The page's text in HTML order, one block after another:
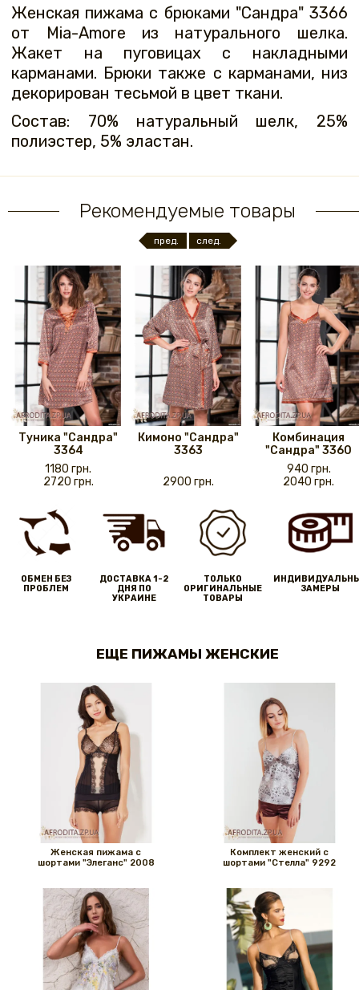
Женская пижама с брюками "Сандра" 3366
от Mia-Amore из натурального шелка.
Жакет на пуговицах с накладными
карманами. Брюки также с карманами, низ
декорирован тесьмой в цвет ткани.
Состав: 70% натуральный шелк, 25%
полиэстер, 5% эластан.
Рекомендуемые товары
пред. след.
Туника "Сандра"
3364
1180 грн.
2720 грн.
Кимоно "Сандра"
3363
2900 грн.
Комбинация
"Сандра" 3360
940 грн.
2040 грн.
ОБМЕН БЕЗ
ПРОБЛЕМ
ДОСТАВКА 1-2
ДНЯ ПО
УКРАИНЕ
ТОЛЬКО
ОРИГИНАЛЬНЫЕ
ТОВАРЫ
ЗАМЕРЫ
ЕЩЕ ПИЖАМЫ ЖЕНСКИЕ
Женская пижама с
шортами "Элеганс" 2008
Комплект женский с
шортами "Стелла" 9292